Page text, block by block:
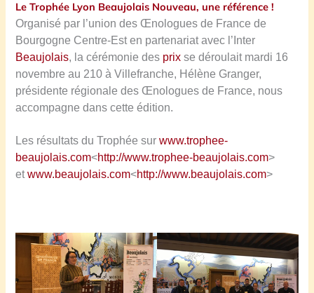
Le Trophée Lyon Beaujolais Nouveau, une référence !
Organisé par l’union des Œnologues de France de
Bourgogne Centre-Est en partenariat avec l’Inter
Beaujolais, la cérémonie des prix se déroulait mardi 16
novembre au 210 à Villefranche, Hélène Granger,
présidente régionale des Œnologues de France, nous
accompagne dans cette édition.
Les résultats du Trophée surwww.trophee-
beaujolais.com<http://www.trophee-beaujolais.com>
etwww.beaujolais.com<http://www.beaujolais.com>